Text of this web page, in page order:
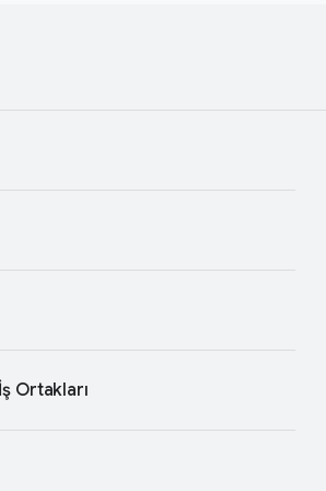
Ortakları